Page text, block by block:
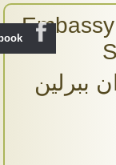
ببرلين